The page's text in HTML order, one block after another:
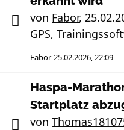
von Fabor,
GPS,
Fabor 25.02.2026, 22:09
Haspa-
Startplatz
von